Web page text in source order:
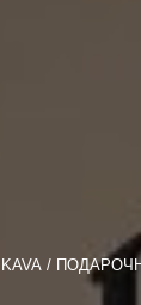
KAVA